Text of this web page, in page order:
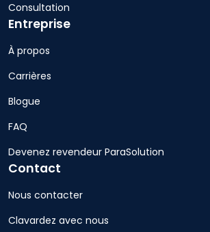
Consultation
Entreprise
À propos
Carrières
Blogue
FAQ
Devenez revendeur ParaSolution
Contact
Nous contacter
Clavardez avec nous